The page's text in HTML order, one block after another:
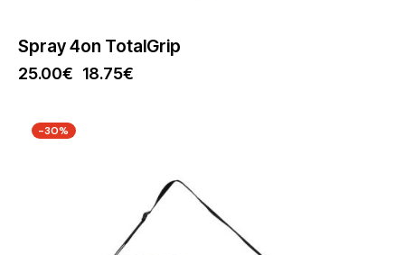
Spray 4on TotalGrip
25.00€ 18.75€
-30%